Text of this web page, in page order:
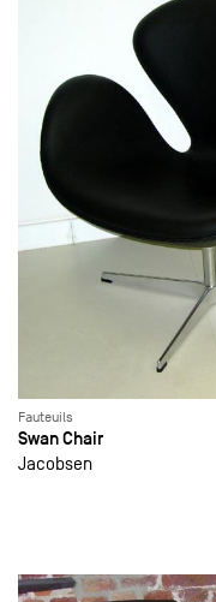
Fauteuils
Swan Chair
Jacobsen